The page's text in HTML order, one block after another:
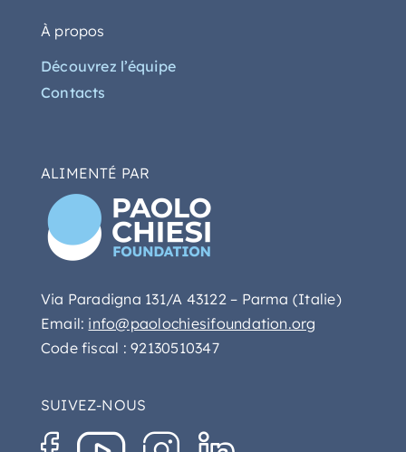
À propos
Découvrez l’équipe
Contacts
ALIMENTÉ PAR
Via Paradigna 131/A 43122 – Parma (Italie)
Email: info@paolochiesifoundation.org
Code fiscal : 92130510347
SUIVEZ-NOUS